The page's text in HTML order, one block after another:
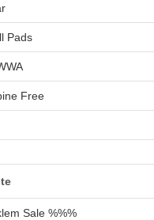
Pads
Free
Sale %%%